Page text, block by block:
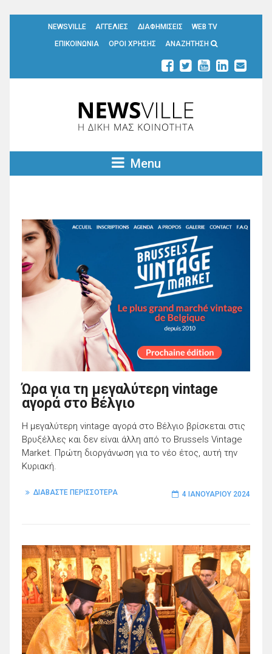
NEWSVILLE ΑΓΓΕΛΙΕΣ ΔΙΑΦΗΜΙΣΕΙΣ
WEB TV
ΕΠΙΚΟΙΝΩΝΙΑ
ΟΡΟΙ ΧΡΗΣΗΣ ΑΝΑΖΗΤΗΣΗ
Menu
Ώρα για τη μεγαλύτερη vintage
αγορά στο Βέλγιο
Η μεγαλύτερη vintage αγορά στο Βέλγιο βρίσκεται στις
Βρυξέλλες και δεν είναι άλλη από το Brussels Vintage
Market. Πρώτη διοργάνωση για το νέο έτος, αυτή την
Κυριακή.
ΔΙΑΒΑΣΤΕ ΠΕΡΙΣΣΟΤΕΡΑ 4 ΙΑΝΟΥΑΡΊΟΥ 2024